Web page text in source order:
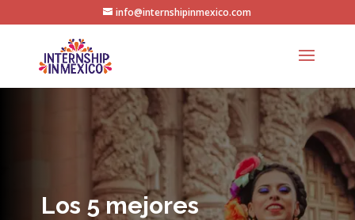
info@internshipinmexico.com
Los 5 mejores